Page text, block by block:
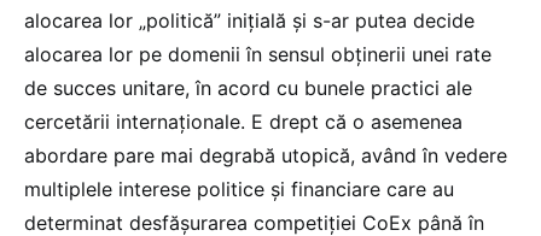
alocarea lor „politică” inițială și s-ar putea decide
alocarea lor pe domenii în sensul obținerii unei rate
de succes unitare, în acord cu bunele practici ale
cercetării internaționale. E drept că o asemenea
abordare pare mai degrabă utopică, având în vedere
multiplele interese politice și financiare care au
determinat desfășurarea competiției CoEx până în